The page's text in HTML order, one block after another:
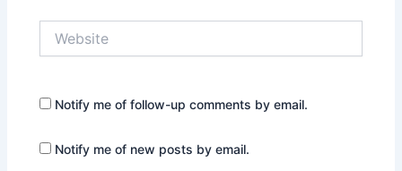
Notify me of follow-up comments by email.
Notify me of new posts by email.